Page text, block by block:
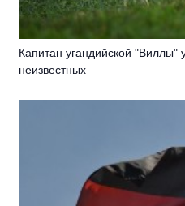
Капитан угандийской "Виллы"
неизвестных